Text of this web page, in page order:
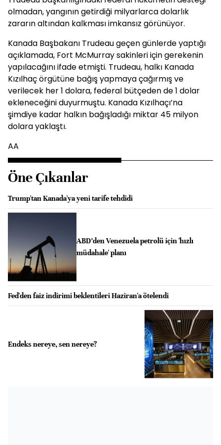
olmadan, yangının getirdiği milyarlarca dolarlık
zararın altından kalkması imkansız görünüyor.
Kanada Başbakanı Trudeau geçen günlerde yaptığı
açıklamada, Fort McMurray sakinleri için gerekenin
yapılacağını ifade etmişti. Trudeau, halkı Kanada
Kızılhaç örgütüne bağış yapmaya çağırmış ve
verilecek her 1 dolara, federal bütçeden de 1 dolar
ekleneceğini duyurmuştu. Kanada Kızılhaçı’na
şimdiye kadar halkın bağışladığı miktar 45 milyon
dolara yaklaştı.
AA
Öne Çıkanlar
Trump'tan Kanada'ya yeni tarife tehdidi
ABD’den Venezuela petrolü için 'hızlı
müdahale' planı
Fed'den faiz indirimi beklentileri Haziran'a ötelendi
Endeks nereye, sen nereye?